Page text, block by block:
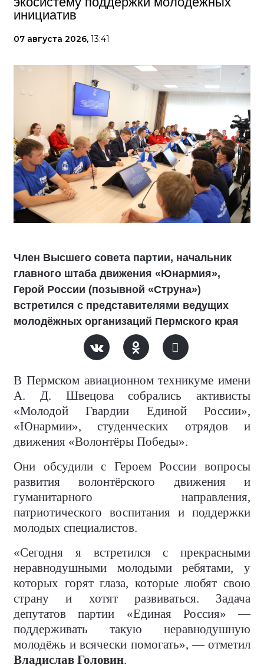
инициатив
07 августа 2026, 13:41
Член Высшего совета партии, начальник
главного штаба движения «Юнармия»,
Герой России (позывной «Струна»)
встретился с представителями ведущих
молодёжных организаций Пермского края
В Пермском авиационном техникуме имени
А. Д. Швецова собрались активисты
«Молодой Гвардии Единой России»,
«Юнармии», студенческих отрядов и
движения «Волонтёры Победы».
Они обсудили с Героем России вопросы
развития волонтёрского движения и
гуманитарного направления,
патриотического воспитания и поддержки
молодых специалистов.
«Сегодня я встретился с прекрасными
неравнодушными молодыми ребятами, у
которых горят глаза, которые любят свою
страну и хотят развиваться. Задача
депутатов партии «Единая Россия» —
поддерживать такую неравнодушную
молодёжь и всячески помогать», — отметил
Владислав Головин.